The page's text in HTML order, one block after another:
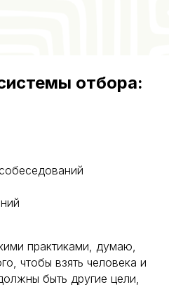
отбора:
практиками, думаю,
чтобы взять человека и
быть другие цели,